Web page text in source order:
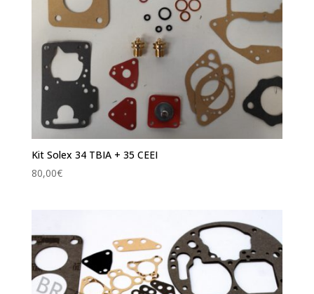
Kit Solex 34 TBIA + 35 CEEI
80,00€